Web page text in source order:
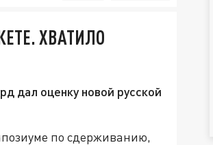
ХВАТИЛО
дал оценку новой русской
по сдерживанию,